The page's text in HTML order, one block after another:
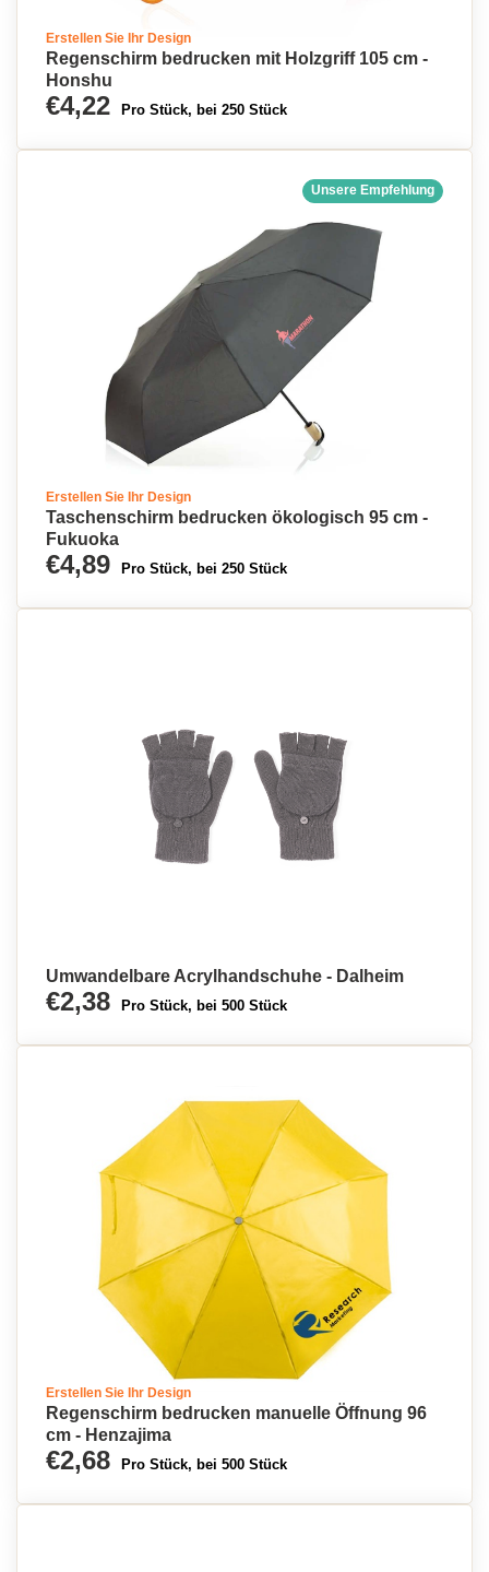
Erstellen Sie Ihr Design
Regenschirm bedrucken mit Holzgriff 105 cm -
Honshu
€4,22 Pro Stück, bei 250 Stück
Unsere Empfehlung
Erstellen Sie Ihr Design
Taschenschirm bedrucken ökologisch 95 cm -
Fukuoka
€4,89 Pro Stück, bei 250 Stück
Umwandelbare Acrylhandschuhe - Dalheim
€2,38 Pro Stück, bei 500 Stück
Erstellen Sie Ihr Design
Regenschirm bedrucken manuelle Öffnung 96
cm - Henzajima
€2,68 Pro Stück, bei 500 Stück